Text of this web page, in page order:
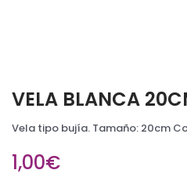
VELA BLANCA
Vela tipo bujía. Tamaño: 20cm
1,00€